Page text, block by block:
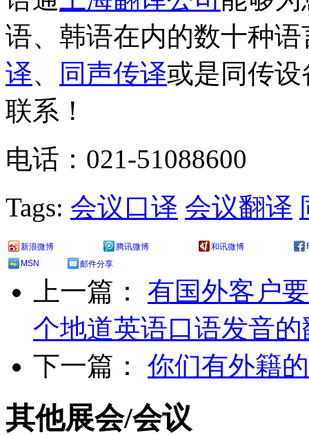
语、韩语在内的数十种语
译、 同声传译或是同传
联系！
电话：021-51088600
Tags: 会议口译 会议翻译
新浪微博 腾讯微博 和讯微博
MSN
邮件分享
上一篇： 有国外客户
个地道英语口语发音
下一篇： 你们有外籍
其他展会/会议